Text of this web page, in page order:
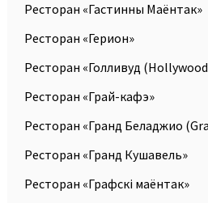
Ресторан «Гастинны Маёнтак»
Ресторан «Герион»
Ресторан «Голливуд
Ресторан «Грай-кафэ»
Ресторан «Гранд Беладжио
Ресторан «Гранд Кушавель»
Ресторан «Графскi маёнтак»